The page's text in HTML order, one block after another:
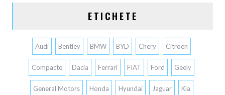
ETICHETE
Audi Bentley BMW BYD Chery Citroen
Compacte Dacia Ferrari FIAT Ford Geely
General Motors Honda Hyundai Jaguar Kia